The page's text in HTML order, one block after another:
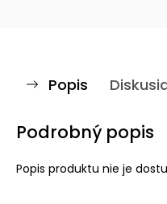
Popis
Podrobný popis
Popis produktu nie je